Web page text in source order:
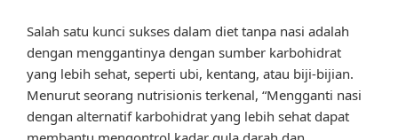
Salah satu kunci sukses dalam diet tanpa nasi adalah
dengan menggantinya dengan sumber karbohidrat
yang lebih sehat, seperti ubi, kentang, atau biji-bijian.
Menurut seorang nutrisionis terkenal, “Mengganti nasi
dengan alternatif karbohidrat yang lebih sehat dapat